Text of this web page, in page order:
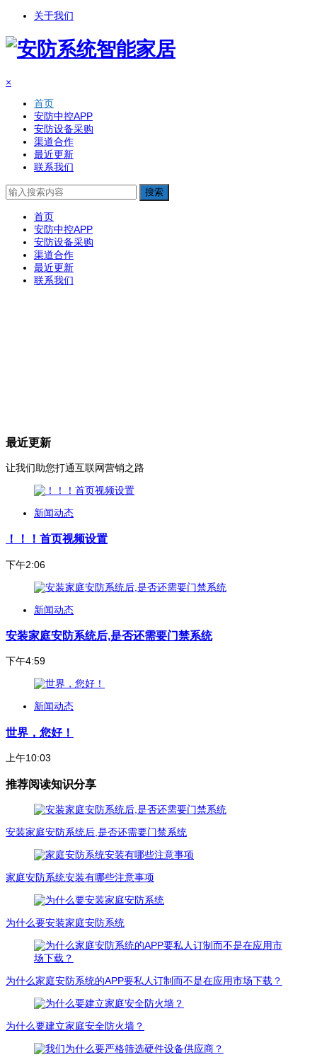
关于我们
×
首页
安防中控APP
安防设备采购
渠道合作
最近更新
联系我们
搜索
首页
安防中控APP
安防设备采购
渠道合作
最近更新
联系我们
最近更新
让我们助您打通互联网营销之路
新闻动态
！！！首页视频设置
下午2:06
新闻动态
安装家庭安防系统后,是否还需要门禁系统
下午4:59
新闻动态
世界，您好！
上午10:03
推荐阅读知识分享
安装家庭安防系统后,是否还需要门禁系统
家庭安防系统安装有哪些注意事项
为什么要安装家庭安防系统
为什么家庭安防系统的APP要私人订制而不是在应用市场下载？
为什么要建立家庭安全防火墙？